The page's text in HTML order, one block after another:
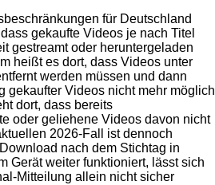
für Deutschland
gekaufte Videos je nach Titel
gestreamt oder heruntergeladen
heißt es dort, dass Videos unter
werden müssen und dann
gekaufter Videos nicht mehr möglich
dort, dass bereits
oder geliehene Videos davon nicht
2026-Fall ist dennoch
nach dem Stichtag in
Gerät weiter funktioniert, lässt sich
Mitteilung allein nicht sicher